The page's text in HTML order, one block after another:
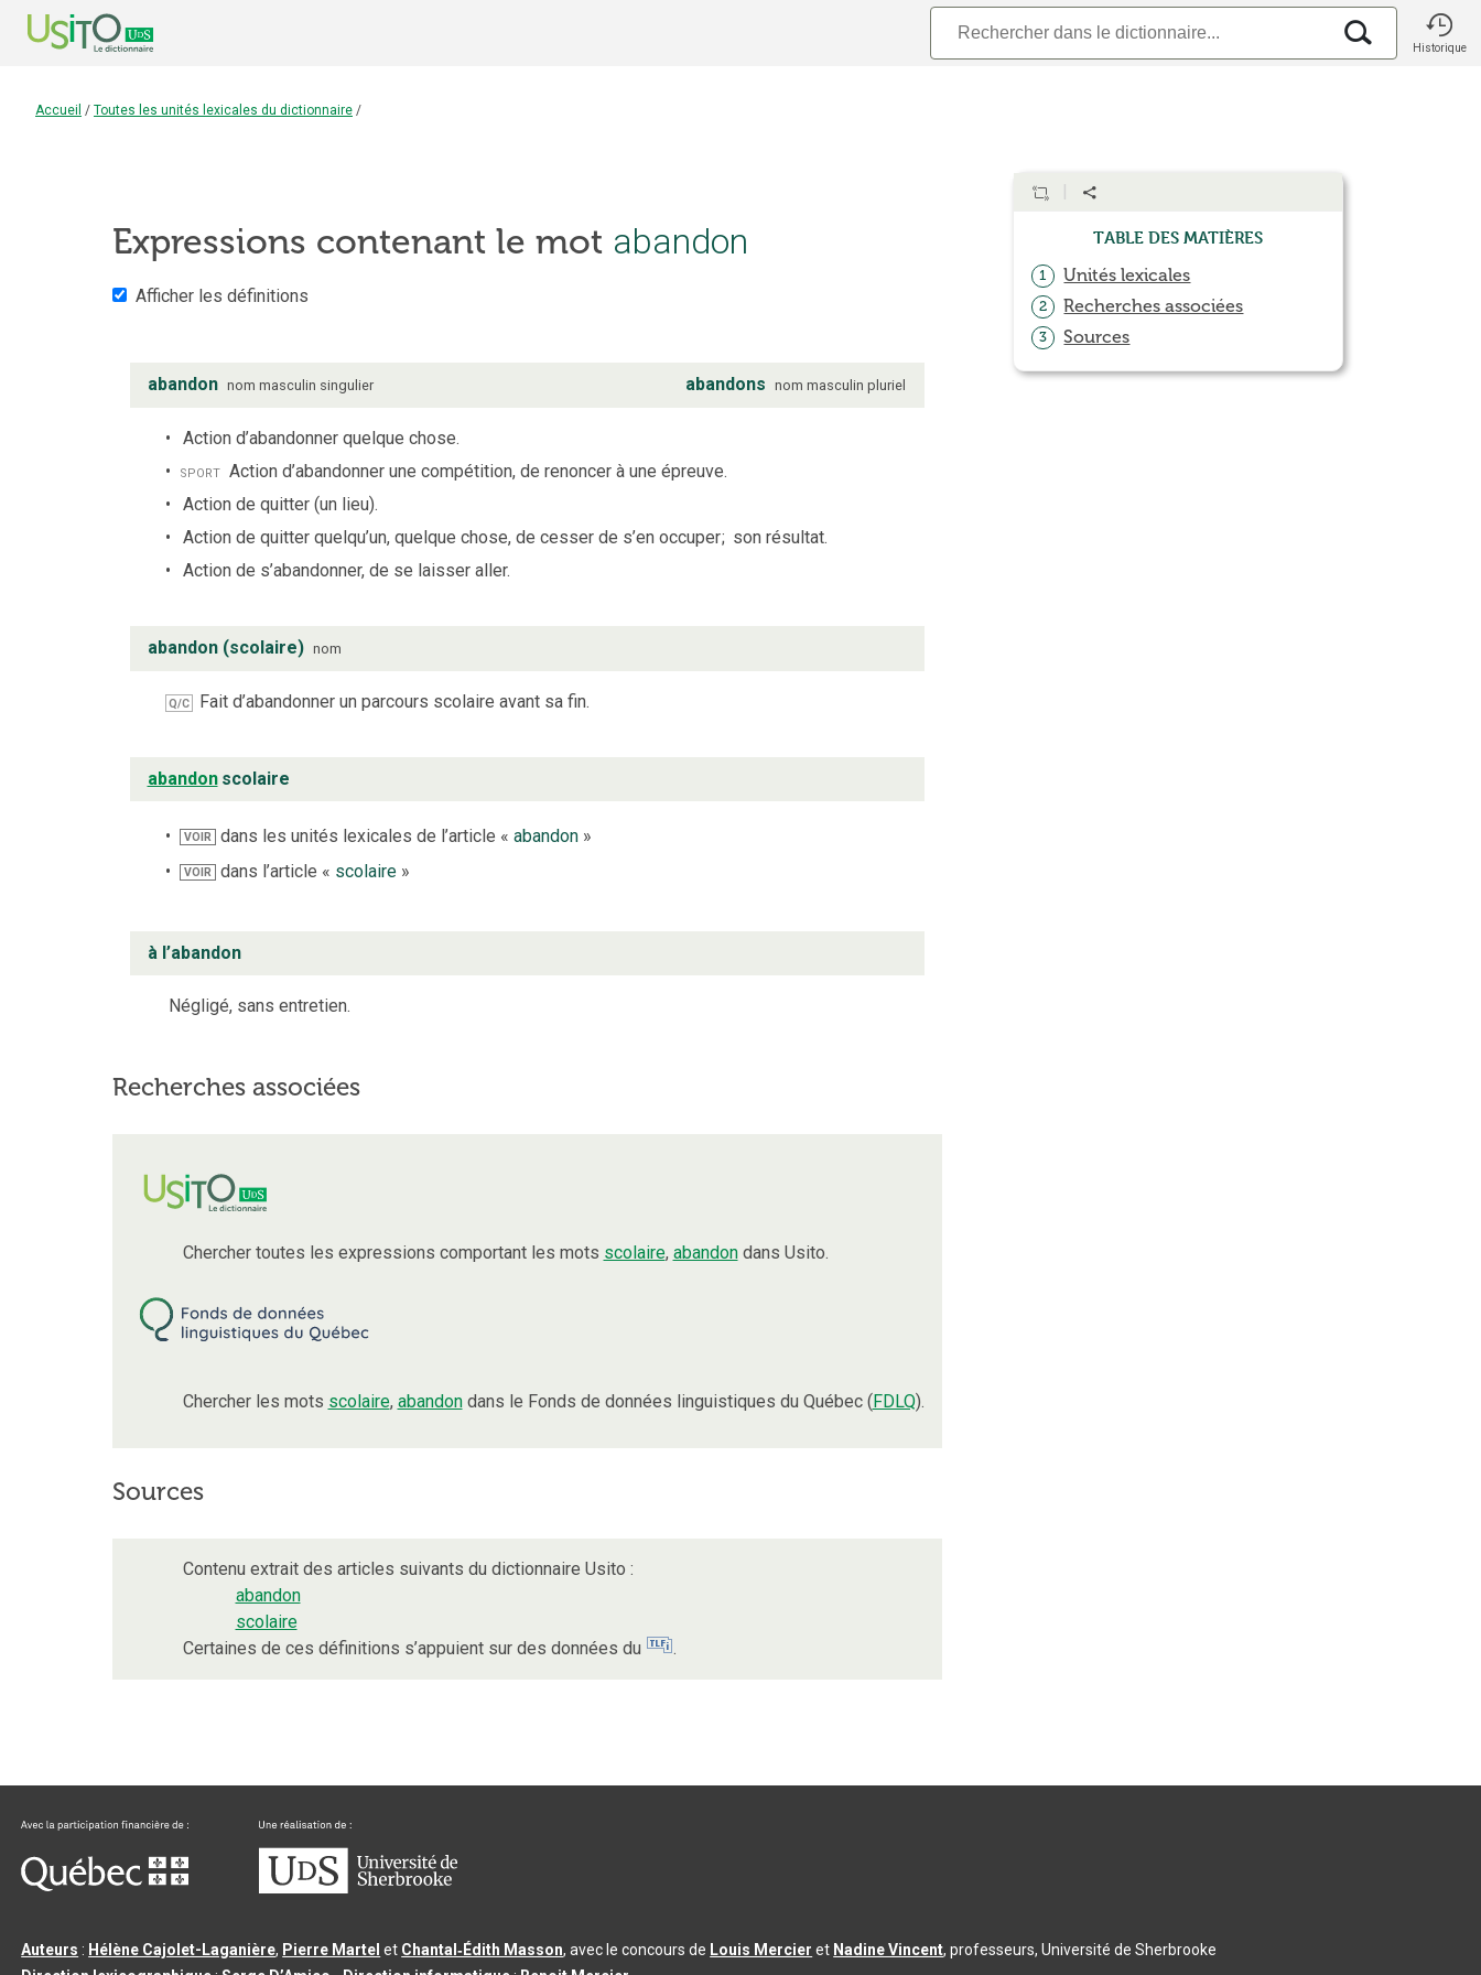
Historique
Accueil / Toutes les unités lexicales du dictionnaire /
Expressions contenant le mot abandon
Afficher les définitions
abandon nom masculin singulier abandons nom masculin pluriel
Action d’abandonner quelque chose.
sport Action d’abandonner une compétition, de renoncer à une épreuve.
Action de quitter (un lieu).
Action de quitter quelqu’un, quelque chose, de cesser de s’en occuper; son résultat.
Action de s’abandonner, de se laisser aller.
abandon (scolaire) nom
Q/C Fait d’abandonner un parcours scolaire avant sa fin.
abandon scolaire
VOIR dans les unités lexicales de l’article « abandon»
VOIR dans l’article « scolaire»
à l’abandon
Négligé, sans entretien.
Recherches associées
Chercher toutes les expressions comportant les mots scolaire, abandondans Usito.
Chercher les mots scolaire, abandondans le Fonds de données linguistiques du Québec (FDLQ).
Sources
Contenu extrait des articles suivants du dictionnaire Usito :
abandon
scolaire
Certaines de ces définitions s’appuient sur des données du
.
Table des matières
1 Unités lexicales
2 Recherches associées
3 Sources
Auteurs : Hélène Cajolet-Laganière, Pierre Martel et Chantal‑Édith Masson, avec le concours de Louis Mercier et Nadine Vincent, professeurs, Université de Sherbrooke